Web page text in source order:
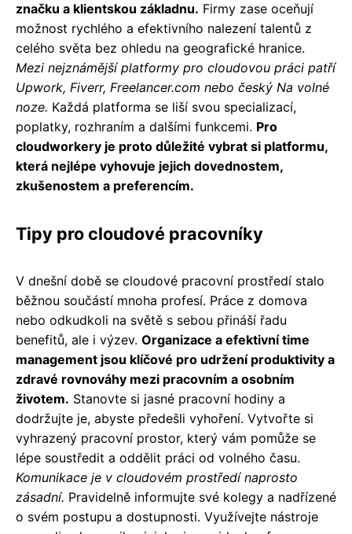
značku a klientskou základnu. Firmy zase oceňují
možnost rychlého a efektivního nalezení talentů z
celého světa bez ohledu na geografické hranice.
Mezi nejznámější platformy pro cloudovou práci patří
Upwork, Fiverr, Freelancer.com nebo český Na volné
noze. Každá platforma se liší svou specializací,
poplatky, rozhraním a dalšími funkcemi. Pro
cloudworkery je proto důležité vybrat si platformu,
která nejlépe vyhovuje jejich dovednostem,
zkušenostem a preferencím.
Tipy pro cloudové pracovníky
V dnešní době se cloudové pracovní prostředí stalo
běžnou součástí mnoha profesí. Práce z domova
nebo odkudkoli na světě s sebou přináší řadu
benefitů, ale i výzev. Organizace a efektivní time
management jsou klíčové pro udržení produktivity a
zdravé rovnováhy mezi pracovním a osobním
životem. Stanovte si jasné pracovní hodiny a
dodržujte je, abyste předešli vyhoření. Vytvořte si
vyhrazený pracovní prostor, který vám pomůže se
lépe soustředit a oddělit práci od volného času.
Komunikace je v cloudovém prostředí naprosto
zásadní. Pravidelně informujte své kolegy a nadřízené
o svém postupu a dostupnosti. Využívejte nástroje